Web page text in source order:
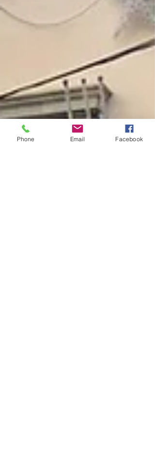
Phone Email Facebook